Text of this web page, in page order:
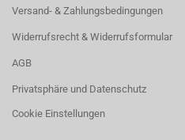
Versand- & Zahlungsbedingungen
Widerrufsrecht & Widerrufsformular
AGB
Privatsphäre und Datenschutz
Cookie Einstellungen